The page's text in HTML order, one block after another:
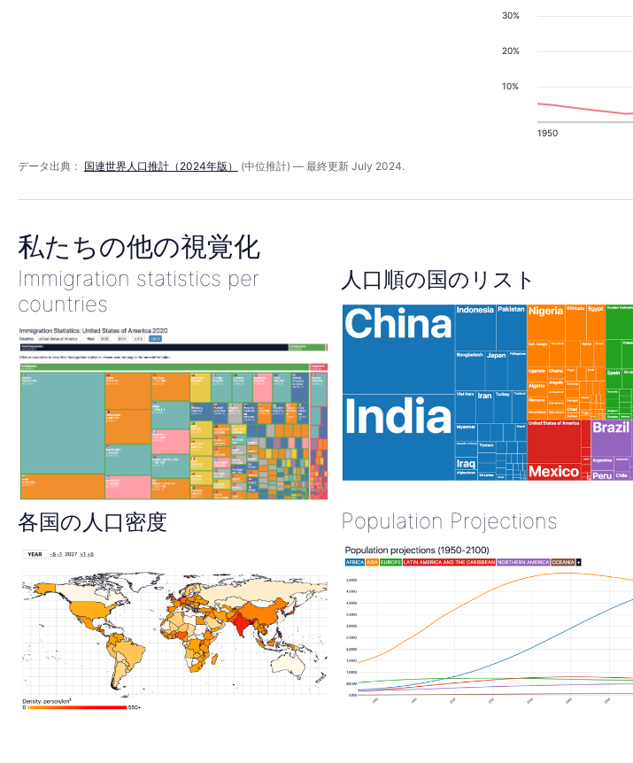
10%
20%
30%
1950
データ出典： 国連世界人口推計（2024年版） (中位推計) — 最終更新 July 2024.
私たちの他の視覚化
Immigration statistics per
countries
人口順の国のリスト
各国の人口密度 Population Projections